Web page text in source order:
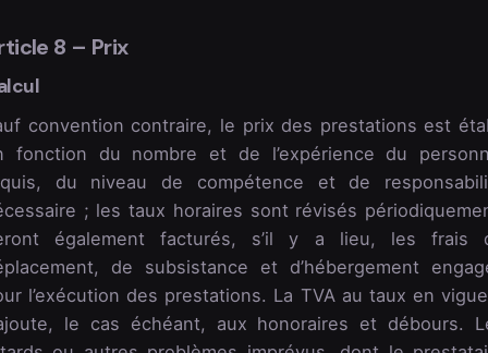
8 – Prix
convention contraire, le prix des prestations est
fonction du nombre et de l’expérience du
du niveau de compétence et de
; les taux horaires sont révisés
également facturés, s’il y a lieu, les frais
de subsistance et d’hébergement
l’exécution des prestations. La TVA au taux en
le cas échéant, aux honoraires et débours.